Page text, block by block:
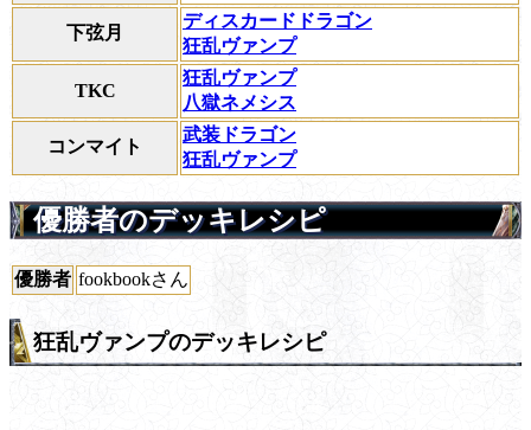
下弦月
ディスカードドラゴン
狂乱ヴァンプ
TKC
狂乱ヴァンプ
八獄ネメシス
コンマイト
武装ドラゴン
狂乱ヴァンプ
優勝者のデッキレシピ
優勝者 fookbookさん
狂乱ヴァンプのデッキレシピ